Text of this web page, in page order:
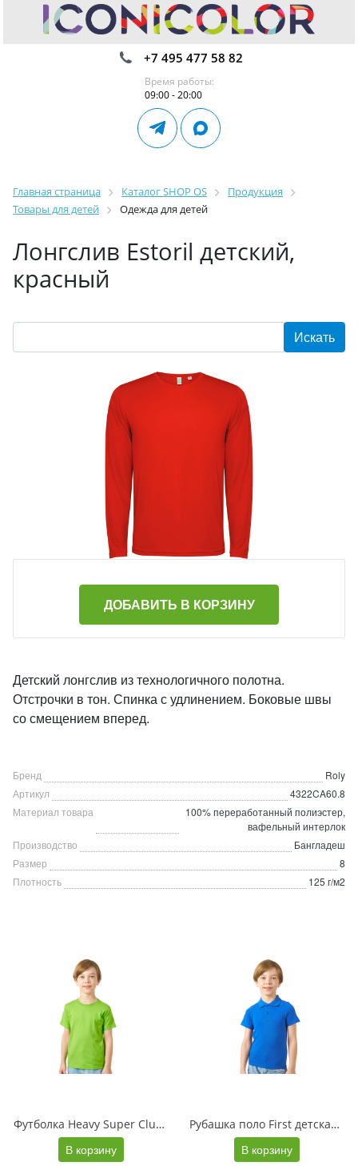
+7 495 477 58 82
Время работы:
09:00 - 20:00
Главная страница Каталог SHOP OS
Продукция
Товары для детей
Одежда для детей
Лонгслив Estoril детский,
красный
ДОБАВИТЬ В КОРЗИНУ
Детский лонгслив из технологичного полотна.
Отстрочки в тон. Спинка с удлинением. Боковые швы
со смещением вперед.
Бренд
Roly
Артикул
4322CA60.8
Материал товара
100% переработанный полиэстер,
вафельный интерлок
Производство
Бангладеш
Размер
8
Плотность
125 г/м2
Футболка Heavy Super Club детская, зеленое яблоко
В корзину
Рубашка поло First детская, классический синий
В корзину